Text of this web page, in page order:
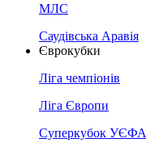
МЛС
Саудівська Аравія
Єврокубки
Ліга чемпіонів
Ліга Європи
Суперкубок УЄФА